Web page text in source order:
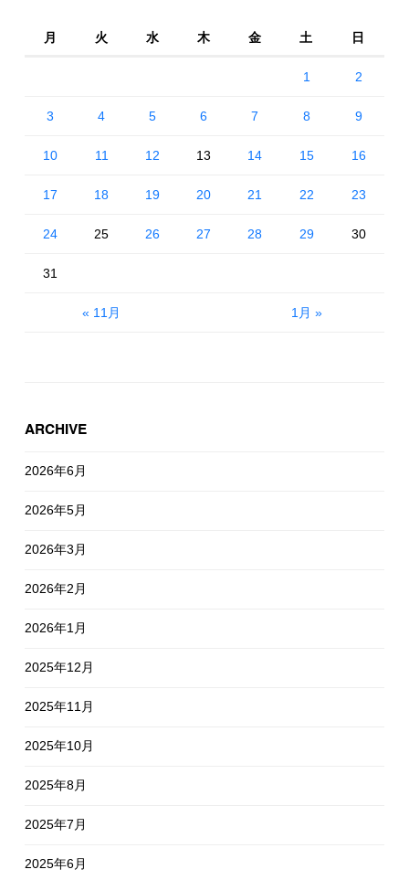
月 火 水 木 金 土 日
« 11月 1月 »
1 2
3 4 5 6 7 8 9
10 11 12 13 14 15 16
17 18 19 20 21 22 23
24 25 26 27 28 29 30
31
ARCHIVE
2026年6月
2026年5月
2026年3月
2026年2月
2026年1月
2025年12月
2025年11月
2025年10月
2025年8月
2025年7月
2025年6月